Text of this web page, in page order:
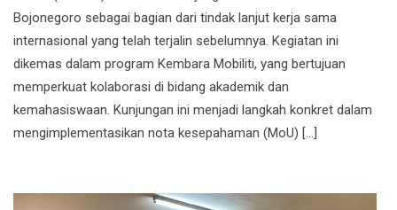
Bojonegoro sebagai bagian dari tindak lanjut kerja sama
internasional yang telah terjalin sebelumnya. Kegiatan ini
dikemas dalam program Kembara Mobiliti, yang bertujuan
memperkuat kolaborasi di bidang akademik dan
kemahasiswaan. Kunjungan ini menjadi langkah konkret dalam
mengimplementasikan nota kesepahaman (MoU) […]